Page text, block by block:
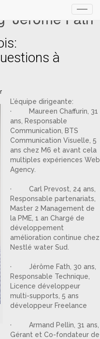
Fath’
à
L’équipe dirigeante:
· Maureen Chaffurin, 31
ans, Responsable
Communication, BTS
Communication Visuelle, 5
ans chez M6 et avant cela
multiples expériences Web
Agency.
· Carl Prevost, 24 ans,
Responsable partenariats,
Master 2 Management de
la PME, 1 an Chargé de
développement
amélioration continue chez
Nestlé water Sud.
· Jérôme Fath, 30 ans,
Responsable Technique,
Licence développeur
multi-supports, 5 ans
développeur Freelance
· Armand Pellin, 31 ans,
Gérant et Co-fondateur de